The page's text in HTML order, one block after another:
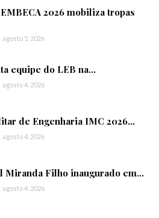
2026 mobiliza tropas
agosto 5, 2026
equipe do LEB na...
agosto 4, 2026
de Engenharia IMC 2026...
agosto 4, 2026
Miranda Filho inaugurado em...
agosto 4, 2026